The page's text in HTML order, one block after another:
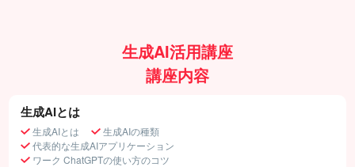
生成AI活用講座
講座内容
生成AIとは
生成AIとは
生成AIの種類
代表的な生成AIアプリケーション
ワーク ChatGPTの使い方のコツ